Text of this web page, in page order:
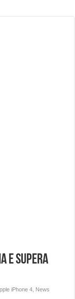
e supera
iPhone 4 News